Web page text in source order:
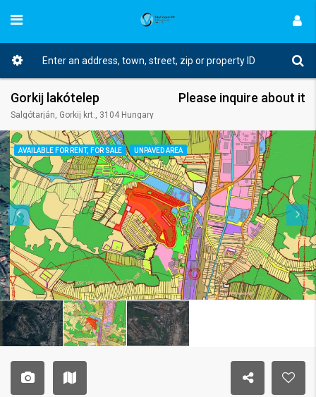
Gorkij lakótelep
Salgótarján, Gorkij krt., 3104 Hungary
Please inquire about it
AVAILABLE FOR RENT, FOR SALE UNPAVED AREA